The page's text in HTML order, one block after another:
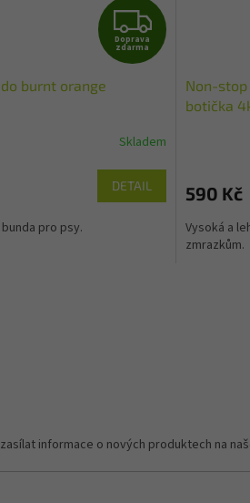
Z
D
R
M
A
Doprava
zdarma
burnt orange
Skladem
DETAIL
pro psy.
Non-
botička
590 Kč
Vysoká a
zmrazkům.
informace o nových produktech na